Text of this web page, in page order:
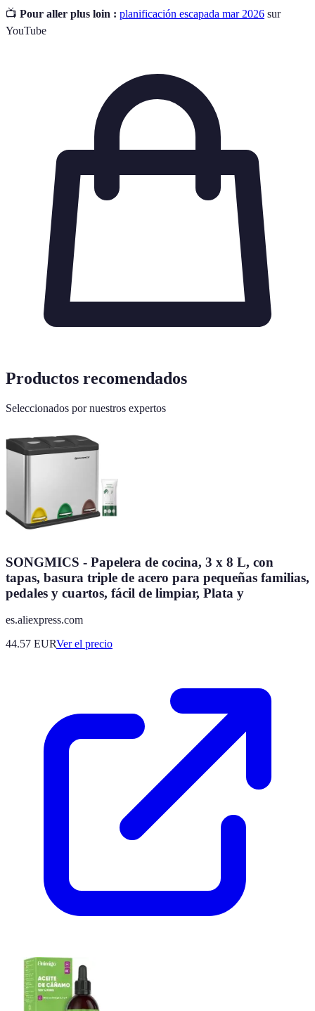
📺 Pour aller plus loin : planificación escapada mar 2026 sur
YouTube
Productos recomendados
Seleccionados por nuestros expertos
SONGMICS - Papelera de cocina, 3 x 8 L, con
tapas, basura triple de acero para pequeñas familias,
pedales y cuartos, fácil de limpiar, Plata y
es.aliexpress.com
44.57 EURVer el precio